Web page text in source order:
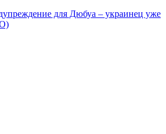
для Дюбуа – украинец уже